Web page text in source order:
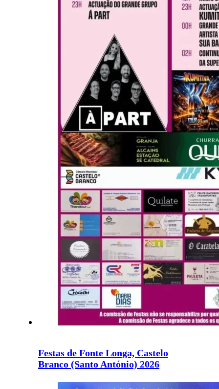
Festas de Fonte Longa, Castelo
Branco (Santo António) 2026